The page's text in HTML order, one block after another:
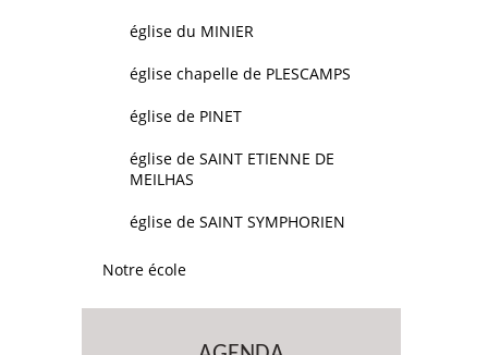
église du MINIER
église chapelle de PLESCAMPS
église de PINET
église de SAINT ETIENNE DE
MEILHAS
église de SAINT SYMPHORIEN
Notre école